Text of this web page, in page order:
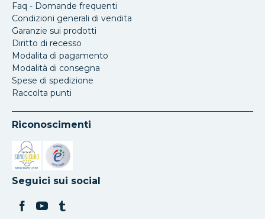
Faq - Domande frequenti
Condizioni generali di vendita
Garanzie sui prodotti
Diritto di recesso
Modalita di pagamento
Modalità di consegna
Spese di spedizione
Raccolta punti
Riconoscimenti
Si apre in una nuova scheda
Si apre in una nuova scheda
Seguici sui social